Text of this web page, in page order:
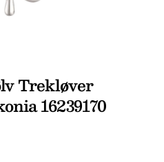
Trekløver
16239170